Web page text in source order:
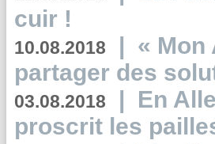
cuir !
10.08.2018 | « Mon
partager des
03.08.2018 | En
proscrit les